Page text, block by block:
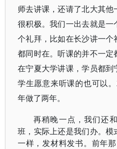
师去讲课，还请了北大其
很积极。我们一出去就是
个礼拜，比如在长沙讲一
都同时在。听课的并不一
在宁夏大学讲课，学员都
学生愿意来听课的也可以
年做了两年。
再稍晚一点，我们还
班，实际上还是我们办。
一样，发材料发书。前年